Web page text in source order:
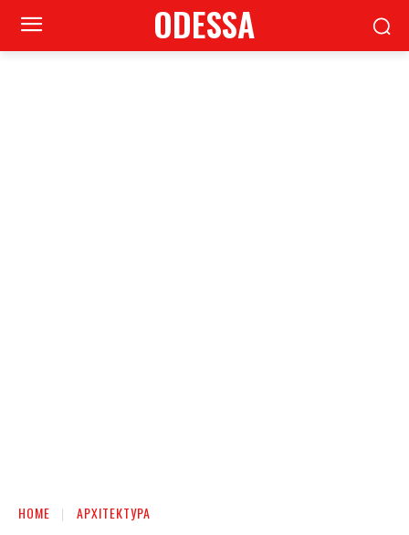
ODESSA
HOME АРХІТЕКТУРА